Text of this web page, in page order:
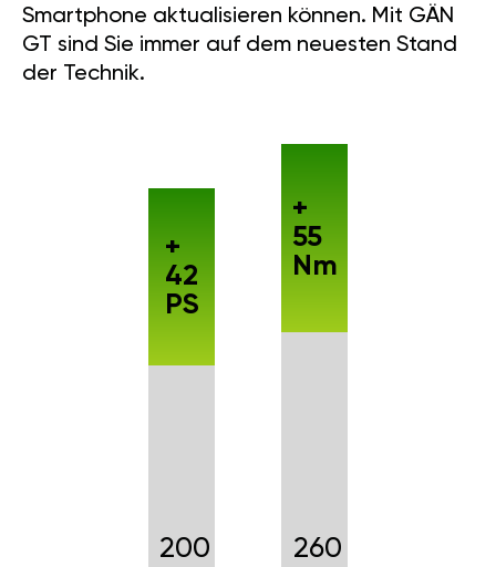
Smartphone aktualisieren können. Mit GÄN
GT sind Sie immer auf dem neuesten Stand
der Technik.
200
+
42
PS
260
+
55
Nm